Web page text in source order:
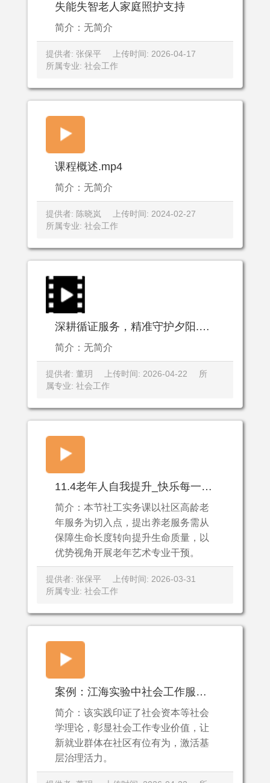
失能失智老人家庭照护支持
简介：无简介
提供者: 张保平
上传时间: 2026-04-17
所属专业: 社会工作
课程概述.mp4
简介：无简介
提供者: 陈晓岚
上传时间: 2024-02-27
所属专业: 社会工作
深耕循证服务，精准守护夕阳.mp4
简介：无简介
提供者: 董玥 上传时间: 2026-04-22
所
属专业: 社会工作
11.4老年人自我提升_快乐每一天.mp4
简介：本节社工实务课以社区高龄老
年服务为切入点，提出养老服务需从
保障生命长度转向提升生命质量，以
优势视角开展老年艺术专业干预。
提供者: 张保平
上传时间: 2026-03-31
所属专业: 社会工作
案例：江海实验中社会工作服务新就业群体的探索.mp4
简介：该实践印证了社会资本等社会
学理论，彰显社会工作专业价值，让
新就业群体在社区有位有为，激活基
层治理活力。